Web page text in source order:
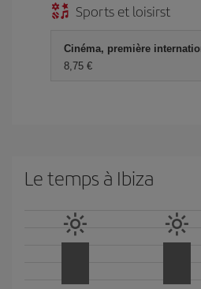
Sports et loisirst
Cinéma, première
8,75 €
Le temps à Ibiza